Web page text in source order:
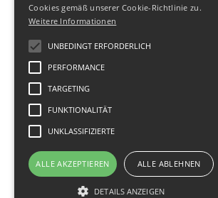
Cookies gemäß unserer Cookie-Richtlinie zu.
Weitere Informationen
UNBEDINGT ERFORDERLICH
PERFORMANCE
TARGETING
FUNKTIONALITÄT
UNKLASSIFIZIERTE
ALLE AKZEPTIEREN ALLE ABLEHNEN
DETAILS ANZEIGEN